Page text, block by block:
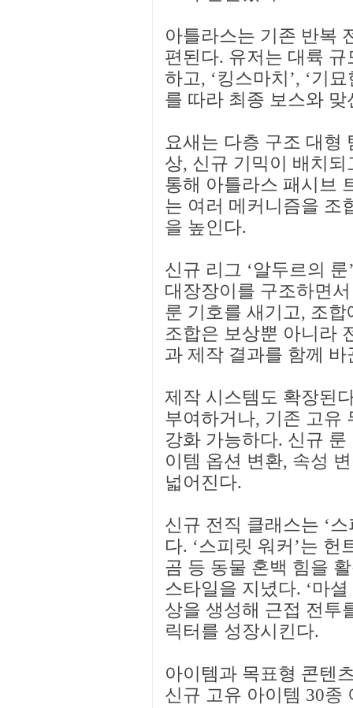
아틀라스는 기존 반복
편된다. 유저는 대륙
하고, ‘킹스마치’, ‘기
를 따라 최종 보스와 맞
요새는 다층 구조 대형
상, 신규 기믹이 배치
통해 아틀라스 패시브
는 여러 메커니즘을 조
을 높인다.
신규 리그 ‘알두르의
대장장이를 구조하면
룬 기호를 새기고, 조
조합은 보상뿐 아니라
과 제작 결과를 함께 바
제작 시스템도 확장된
부여하거나, 기존 고유
강화 가능하다. 신규
이템 옵션 변환, 속성
넓어진다.
신규 전직 클래스는 ‘
다. ‘스피릿 워커’는 헌
곰 등 동물 혼백 힘을
스타일을 지녔다. ‘마
상을 생성해 근접 전투
릭터를 성장시킨다.
아이템과 목표형 콘텐
신규 고유 아이템 30종